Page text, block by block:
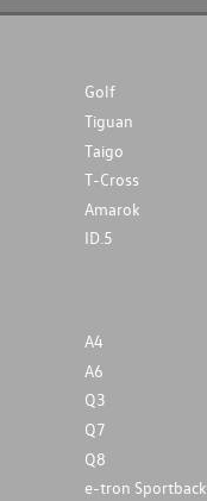
Golf
Tiguan
Taigo
T-Cross
Amarok
ID.5
A4
A6
Q3
Q7
Q8
e-tron Sportback